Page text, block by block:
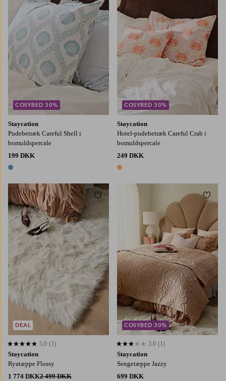
Staycation
Pudebetræk Careful Shell i
bomuldspercale
199 DKK
1 farve
COSYBED 30%
Staycation
Hotel-pudebetræk Careful Crab i
bomuldspercale
249 DKK
1 farve
COSYBED 30%
Staycation
Ryatæppe Flossy
1 774 DKK2 499 DKK
5,0 baseret på 1 bedømmelser
5,0 (1)
DEAL
Tilføj til favoritter
160X230200X300240X340
Staycation
Sengetæppe Jazzy
699 DKK
3,0 baseret på 1 bedømmelser
3,0 (1)
COSYBED 30%
260X260